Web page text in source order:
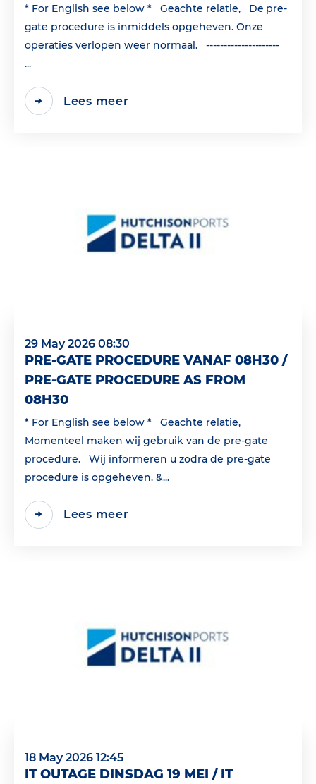
* For English see below * Geachte relatie, De pre-
gate procedure is inmiddels opgeheven. Onze
operaties verlopen weer normaal. ---------------------
...
Lees meer
29 May 2026 08:30
PRE-GATE PROCEDURE VANAF 08H30 /
PRE-GATE PROCEDURE AS FROM
08H30
* For English see below * Geachte relatie,
Momenteel maken wij gebruik van de pre-gate
procedure. Wij informeren u zodra de pre-gate
procedure is opgeheven. &...
Lees meer
18 May 2026 12:45
IT OUTAGE DINSDAG 19 MEI / IT